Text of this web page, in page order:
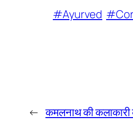
#Ayurved
← कमलनाथ की कलाकारी